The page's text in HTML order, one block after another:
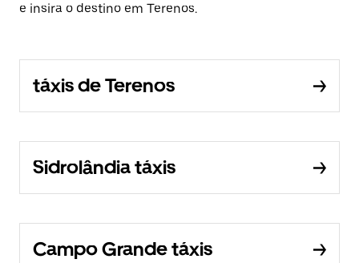
e insira o destino em Terenos.
táxis de Terenos
Sidrolândia táxis
Campo Grande táxis